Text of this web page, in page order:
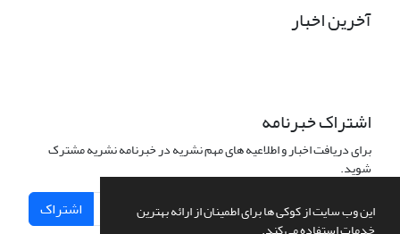
این وب سایت از کوکی ها برای اطمینان از ارائه بهترین
آخرین اخبار
اشتراک خبرنامه
برای دریافت اخبار و اطلاعیه های مهم نشریه در خبرنامه نشریه مشترک
شوید.
اشتراک